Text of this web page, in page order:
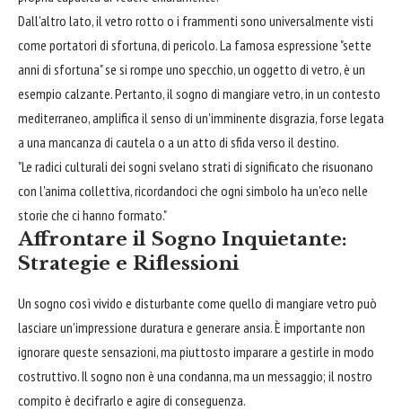
Dall'altro lato, il vetro rotto o i frammenti sono universalmente visti
come portatori di sfortuna, di pericolo. La famosa espressione "sette
anni di sfortuna" se si rompe uno specchio, un oggetto di vetro, è un
esempio calzante. Pertanto, il sogno di mangiare vetro, in un contesto
mediterraneo, amplifica il senso di un'imminente disgrazia, forse legata
a una mancanza di cautela o a un atto di sfida verso il destino.
"Le radici culturali dei sogni svelano strati di significato che risuonano
con l'anima collettiva, ricordandoci che ogni simbolo ha un'eco nelle
storie che ci hanno formato."
Affrontare il Sogno Inquietante:
Strategie e Riflessioni
Un sogno così vivido e disturbante come quello di mangiare vetro può
lasciare un'impressione duratura e generare ansia. È importante non
ignorare queste sensazioni, ma piuttosto imparare a gestirle in modo
costruttivo. Il sogno non è una condanna, ma un messaggio; il nostro
compito è decifrarlo e agire di conseguenza.